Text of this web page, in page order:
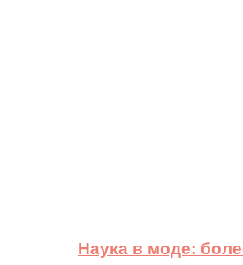
Наука в моде: